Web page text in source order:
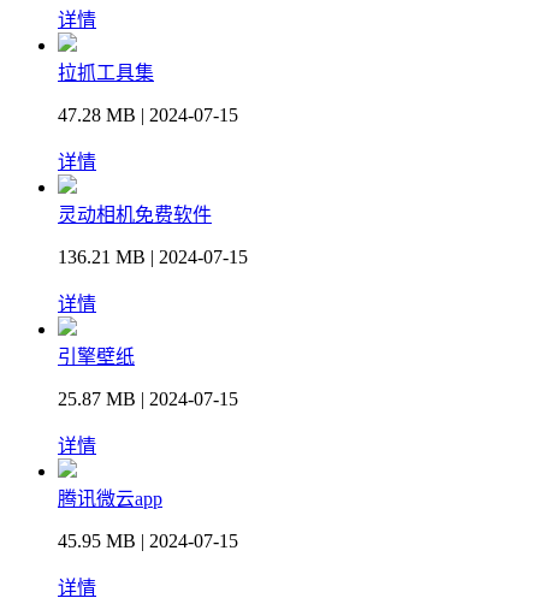
详情
拉抓工具集
47.28 MB | 2024-07-15
详情
灵动相机免费软件
136.21 MB | 2024-07-15
详情
引擎壁纸
25.87 MB | 2024-07-15
详情
腾讯微云app
45.95 MB | 2024-07-15
详情